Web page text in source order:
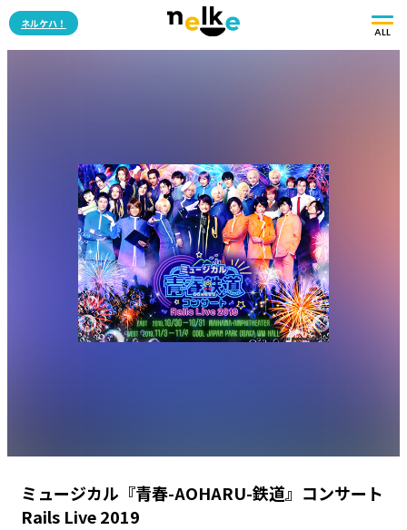
ネルケハ！
ALL
ミュージカル『青春-AOHARU-鉄道』コンサート
Rails Live 2019